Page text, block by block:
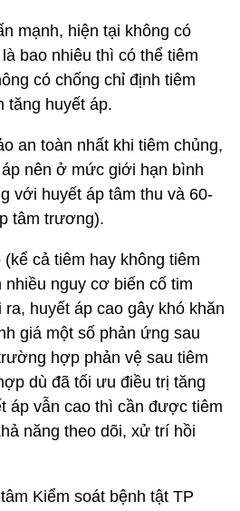
mạnh, hiện tại không có
bao nhiêu thì có thể tiêm
có chống chỉ định tiêm
tăng huyết áp.
an toàn nhất khi tiêm chủng,
nên ở mức giới hạn bình
với huyết áp tâm thu và 60-
tâm trương).
cả tiêm hay không tiêm
nhiều nguy cơ biến cố tim
huyết áp cao gây khó khăn
giá một số phản ứng sau
hợp phản vệ sau tiêm
dù đã tối ưu điều trị tăng
áp vẫn cao thì cần được tiêm
năng theo dõi, xử trí hồi
Kiểm soát bệnh tật TP